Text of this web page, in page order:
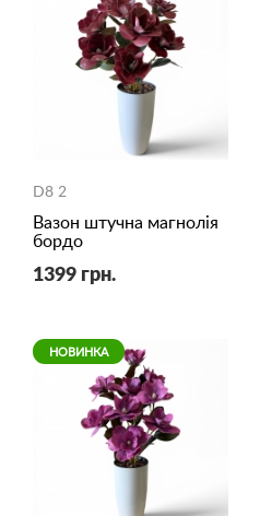
D8 2
Вазон штучна магнолія
бордо
1399 грн.
НОВИНКА